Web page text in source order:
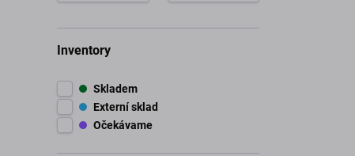
Inventory
Skladem
Externí sklad
Očekávame